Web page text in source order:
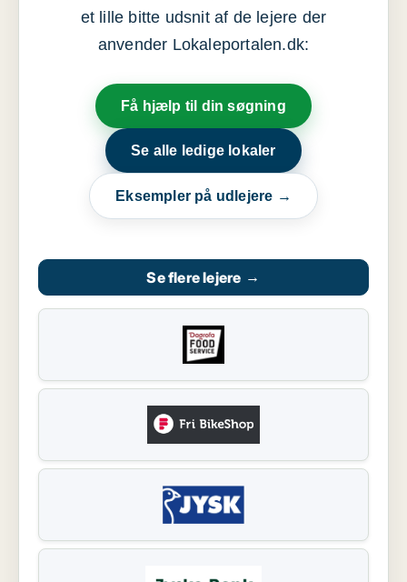
et lille bitte udsnit af de lejere der
anvender Lokaleportalen.dk:
Få hjælp til din søgning
Se alle ledige lokaler
Eksempler på udlejere →
Se flere lejere →